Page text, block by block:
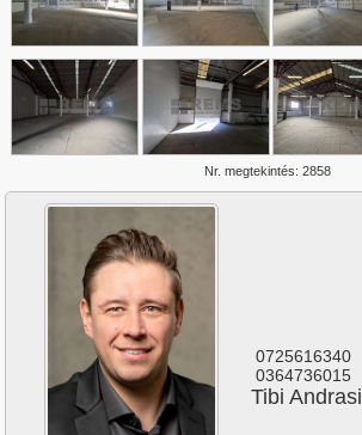
Plopilor
Sannicoara
Semicentral
Someseni
Sopor
Zorilor
Nr. megtekintés: 2858
0725616340
0364736015
Tibi Andrasi